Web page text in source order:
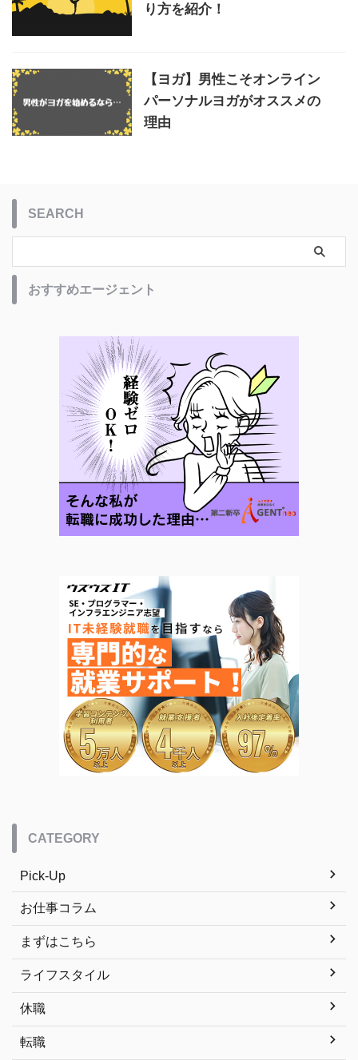
り方を紹介！
【ヨガ】男性こそオンライン
パーソナルヨガがオススメの
理由
SEARCH
おすすめエージェント
CATEGORY
Pick-Up
お仕事コラム
まずはこちら
ライフスタイル
休職
転職